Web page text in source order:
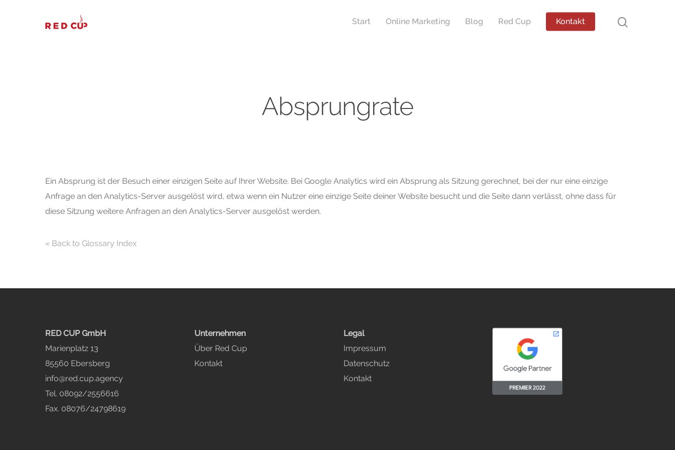
Start Online Marketing Blog Red Cup Kontakt
Absprungrate
Ein Absprung ist der Besuch einer einzigen Seite auf Ihrer Website. Bei Google Analytics wird ein Absprung als Sitzung gerechnet, bei der nur eine einzige
Anfrage an den Analytics-Server ausgelöst wird, etwa wenn ein Nutzer eine einzige Seite deiner Website besucht und die Seite dann verlässt, ohne dass für
diese Sitzung weitere Anfragen an den Analytics-Server ausgelöst werden.
« Back to Glossary Index
RED CUP GmbH
Marienplatz 13
85560 Ebersberg
info@red.cup.agency
Tel. 08092/2556616
Fax. 08076/24798619
Unternehmen
Über Red Cup
Kontakt
Legal
Impressum
Datenschutz
Kontakt